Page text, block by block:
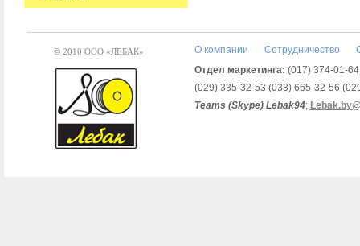
© 2010 ООО «ЛЕБАК» О компании Сотрудничество
Отдел маркетинга: (017) 374-01-
(029) 335-32-53 (033) 665-32-56
Teams (Skype) Lebak94;